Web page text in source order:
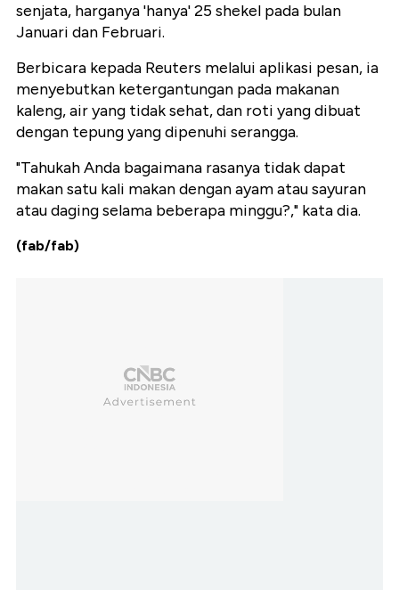
senjata, harganya 'hanya' 25 shekel pada bulan
Januari dan Februari.
Berbicara kepada Reuters melalui aplikasi pesan, ia
menyebutkan ketergantungan pada makanan
kaleng, air yang tidak sehat, dan roti yang dibuat
dengan tepung yang dipenuhi serangga.
"Tahukah Anda bagaimana rasanya tidak dapat
makan satu kali makan dengan ayam atau sayuran
atau daging selama beberapa minggu?," kata dia.
(fab/fab)